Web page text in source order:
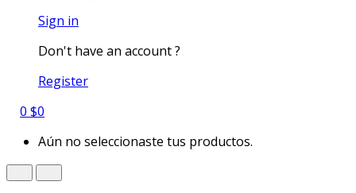
Sign in
Don't have an account ?
Register
0 $0
Aún no seleccionaste tus productos.